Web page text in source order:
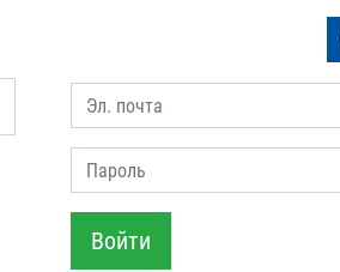
Эл. почта
Пароль
Войти